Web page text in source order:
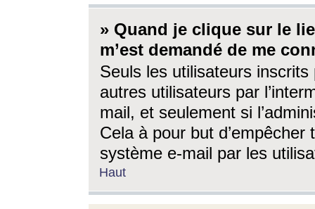
» Quand je clique sur le
m’est demandé de me
Seuls les utilisateurs
autres utilisateurs par
mail, et seulement si
Cela à pour but
système e-mail par les
Haut